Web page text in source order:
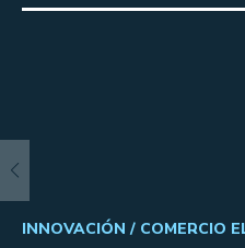
INNOVACIÓN / COMERCIO